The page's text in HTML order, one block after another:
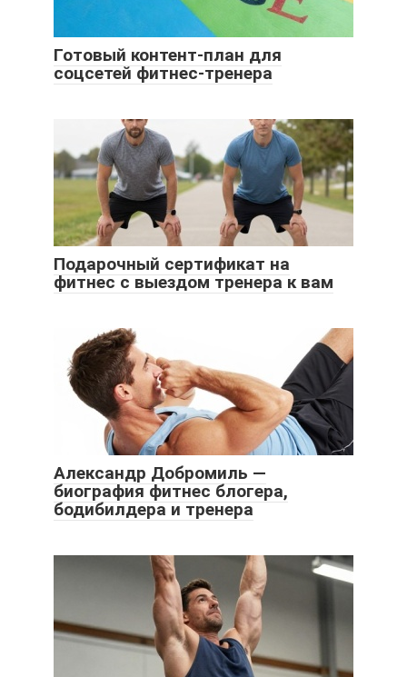
Готовый контент-план для
соцсетей фитнес-тренера
Подарочный сертификат на
фитнес с выездом тренера к вам
Александр Добромиль —
биография фитнес блогера,
бодибилдера и тренера